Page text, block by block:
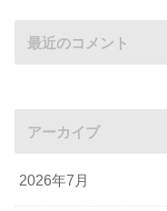
最近のコメント
アーカイブ
2026年7月